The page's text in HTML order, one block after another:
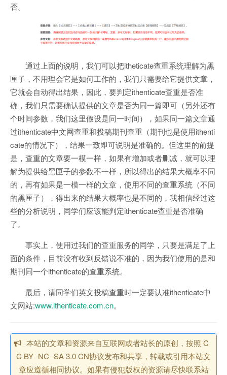
否。
通过上面的说明，我们可以把itheticate查重系统理解为黑
匣子，不用理会它是如何工作的，我们只需要给它提供文章，
它就会自动得出结果，因此，要判定ithenticate查重是否准
确，我们只需要确认提供的文章是否为同一篇即可（另外还有
个时间参数，我们这里假设是同一时间），如果同一篇文章通
过ithenticate中文网查重和投稿期刊查重（期刊也是使用ithenti
cate的情况下），结果一致即可说明是准确的。但这里的前提
是，查重的文章要一模一样，如果有增加或者删减，就可以理
解为提供给黑匣子的参数不一样，所以得出的结果大概率不同
的，再有如果是一模一样的文章，使用不同的查重系统（不同
的黑匣子），得出来的结果大概率也是不同的，我相信经过这
些的分析说明，同学们应该能判定ithenticate查重是否准确
了。
事实上，使用过我们的查重服务的同学，只要是满足了上
面的条件，目前没有收到反馈说不准的，因为我们使用的是和
期刊同一个ithenticate的查重系统。
最后，请同学们英文投稿查重时一定要认准ithenticate中
文网站:www.ithenticate.com.cn。
本站的文章和资源来自互联网或者站长的原创，按照 C
C BY -NC -SA 3.0 CN协议发布和共享，转载或引用本站文
章应遵循相同协议。如果有侵犯版权的资源请尽快联系站